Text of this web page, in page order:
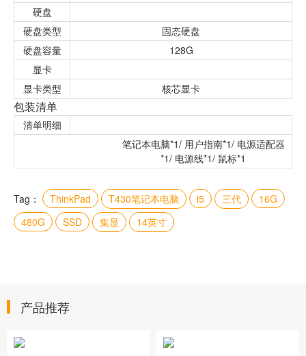
硬盘
硬盘类型
固态硬盘
硬盘容量
128G
显卡
显卡类型
核芯显卡
包装清单
清单明细
笔记本电脑*1/ 用户指南*1/ 电源适配器
*1/ 电源线*1/ 鼠标*1
Tag： ThinkPad T430笔记本电脑 i5 三代
16G
480G
SSD 集显 14英寸
产品推荐